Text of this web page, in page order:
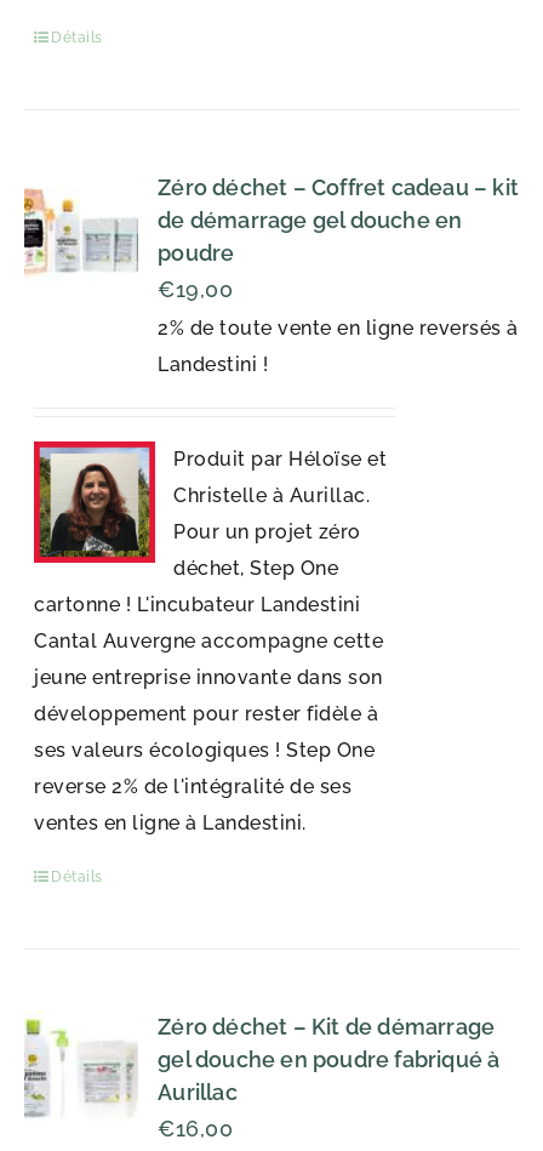
Détails
Zéro déchet – Coffret cadeau – kit
de démarrage gel douche en
poudre
2% de toute vente en ligne reversés à
Landestini !
€19,00
Produit par Héloïse et
Christelle à Aurillac.
Pour un projet zéro
déchet, Step One
cartonne ! L'incubateur Landestini
Cantal Auvergne accompagne cette
jeune entreprise innovante dans son
développement pour rester fidèle à
ses valeurs écologiques ! Step One
reverse 2% de l'intégralité de ses
ventes en ligne à Landestini.
Détails
Zéro déchet – Kit de démarrage
gel douche en poudre fabriqué à
Aurillac
€16,00